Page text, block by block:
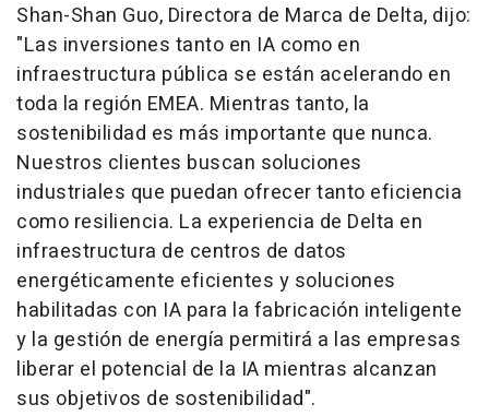
Shan-Shan Guo, Directora de Marca de Delta, dijo:
"Las inversiones tanto en IA como en
infraestructura pública se están acelerando en
toda la región EMEA. Mientras tanto, la
sostenibilidad es más importante que nunca.
Nuestros clientes buscan soluciones
industriales que puedan ofrecer tanto eficiencia
como resiliencia. La experiencia de Delta en
infraestructura de centros de datos
energéticamente eficientes y soluciones
habilitadas con IA para la fabricación inteligente
y la gestión de energía permitirá a las empresas
liberar el potencial de la IA mientras alcanzan
sus objetivos de sostenibilidad".